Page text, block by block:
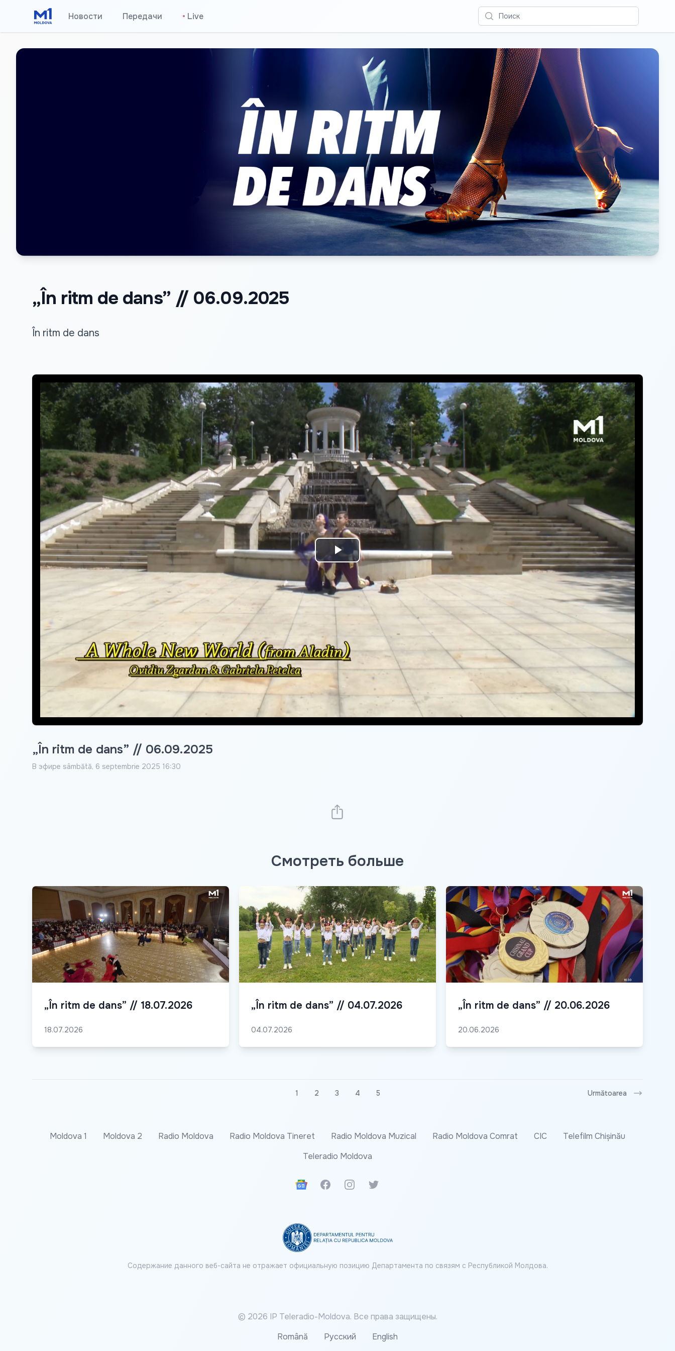
Новости Передачи • Live Поиск
„În ritm de dans” // 06.09.2025
În ritm de dans
Play
Video
„În ritm de dans” // 06.09.2025
В эфире sâmbătă, 6 septembrie 2025 16:30
Смотреть больше
„În ritm de dans” // 18.07.2026
18.07.2026
„În ritm de dans” // 04.07.2026
04.07.2026
„În ritm de dans” // 20.06.2026
20.06.2026
1 2 3 4 5 Următoarea
Moldova 1 Moldova 2 Radio Moldova Radio Moldova Tineret Radio Moldova Muzical Radio Moldova Comrat CIC
Telefilm Chișinău
Teleradio Moldova
Google News
FacebookInstagramTwitter
Содержание данного веб-сайта не отражает официальную позицию Департамента по связям с Республикой Молдова.
© 2026 IP Teleradio-Moldova. Все права защищены.
Română
Русский English